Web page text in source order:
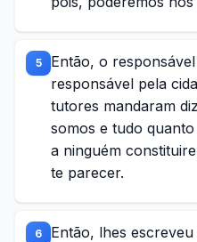
5
Então, o
responsável pela
tutores mandaram
somos e tudo
a ninguém
te parecer.
6
Então, lhes